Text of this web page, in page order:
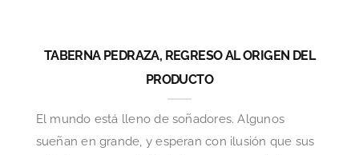
TABERNA PEDRAZA, REGRESO AL ORIGEN DEL
PRODUCTO
El mundo está lleno de soñadores. Algunos
sueñan en grande, y esperan con ilusión que sus